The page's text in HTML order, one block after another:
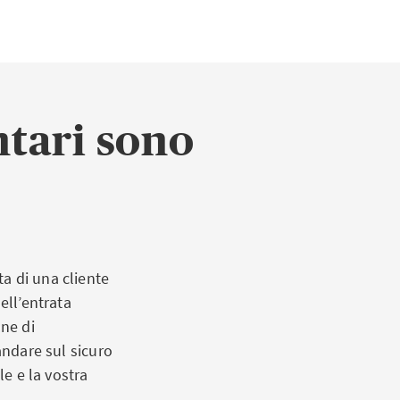
le spese per
quelli dovuti
in modo
sono
di una cliente
di
sul sicuro
e la vostra